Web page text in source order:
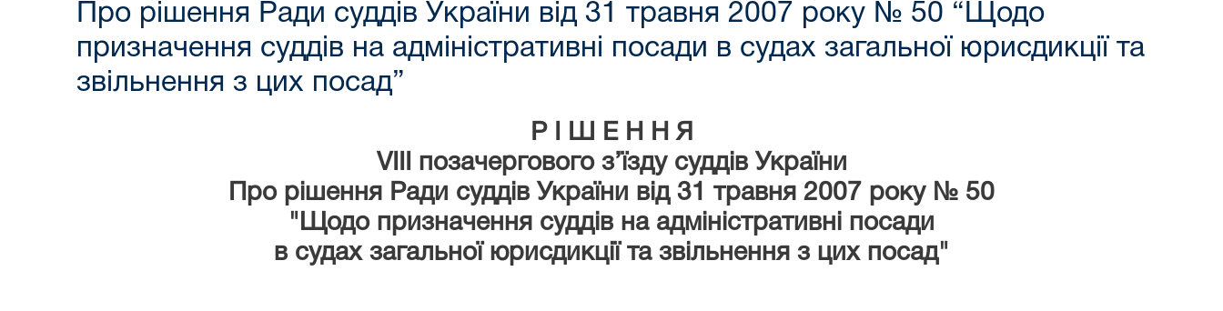
Про рішення Ради суддів України від 31 травня 2007 року № 50 “Щодо
призначення суддів на адміністративні посади в судах загальної юрисдикції та
звільнення з цих посад”
Р І Ш Е Н Н Я
VIII позачергового з’їзду суддів України
Про рішення Ради суддів України від 31 травня 2007 року № 50
"Щодо призначення суддів на адміністративні посади
в судах загальної юрисдикції та звільнення з цих посад"